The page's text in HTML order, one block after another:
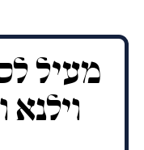
מעיל
וילנא